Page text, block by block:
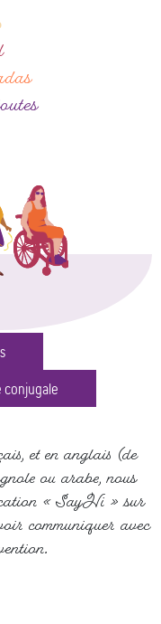
conjugale
et en anglais (de
ou arabe, nous
« SayHi » sur
communiquer avec